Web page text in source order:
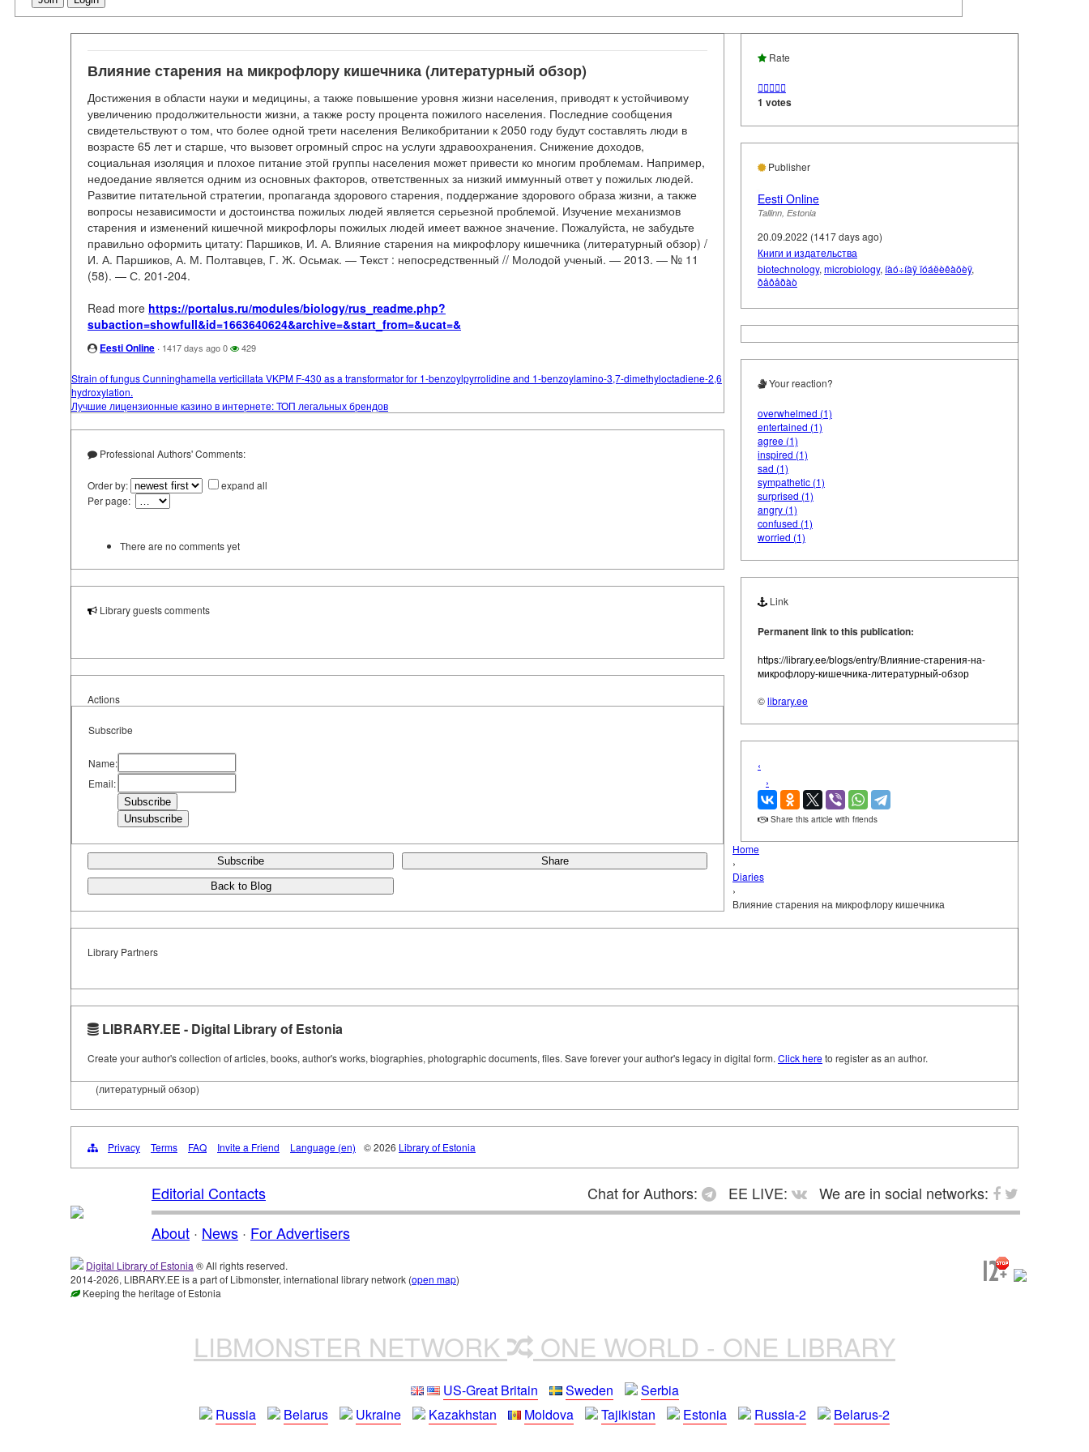
Влияние старения на микрофлору кишечника (литературный обзор)
Достижения в области науки и медицины, а также повышение уровня жизни населения, приводят к устойчивому
увеличению продолжительности жизни, а также росту процента пожилого населения. Последние сообщения
свидетельствуют о том, что более одной трети населения Великобритании к 2050 году будут составлять люди в
возрасте 65 лет и старше, что вызовет огромный спрос на услуги здравоохранения. Снижение доходов,
социальная изоляция и плохое питание этой группы населения может привести ко многим проблемам. Например,
недоедание является одним из основных факторов, ответственных за низкий иммунный ответ у пожилых людей.
Развитие питательной стратегии, пропаганда здорового старения, поддержание здорового образа жизни, а также
вопросы независимости и достоинства пожилых людей является серьезной проблемой. Изучение механизмов
старения и изменений кишечной микрофлоры пожилых людей имеет важное значение. Пожалуйста, не забудьте
правильно оформить цитату: Паршиков, И. А. Влияние старения на микрофлору кишечника (литературный обзор) /
И. А. Паршиков, А. М. Полтавцев, Г. Ж. Осьмак. — Текст : непосредственный // Молодой ученый. — 2013. — № 11
(58). — С. 201-204.
Read more https://portalus.ru/modules/biology/rus_readme.php?
subaction=showfull&id=1663640624&archive=&start_from=&ucat=&
Eesti Online · 1417 days ago0 429
Strain of fungus Cunninghamella verticillata VKPM F-430 as a transformator for 1-benzoylpyrrolidine and 1-benzoylamino-3,7-dimethyloctadiene-2,6
hydroxylation.
Лучшие лицензионные казино в интернете: ТОП легальных брендов
Professional Authors' Comments:
Order by:
expand all
Per page:
There are no comments yet
Library guests comments
Actions
Subscribe
Name:
Email:
Subscribe Share
Back to Blog
Rate

1 votes
Publisher
Eesti Online
Tallinn, Estonia
20.09.2022 (1417 days ago)
Книги и издательства
biotechnology, microbiology, íàó÷íàÿ ïóáëèêàöèÿ,
ðåôåðàò
Your reaction?
overwhelmed (1)
entertained (1)
agree (1)
inspired (1)
sad (1)
sympathetic (1)
surprised (1)
angry (1)
confused (1)
worried (1)
Link
Permanent link to this publication:
https://library.ee/blogs/entry/Влияние-старения-на-
микрофлору-кишечника-литературный-обзор
©library.ee
‹
›
Share this article with friends
Library Partners
LIBRARY.EE - Digital Library of Estonia
Create your author's collection of articles, books, author's works, biographies, photographic documents, files. Save forever your author's legacy in digital form. Click hereto register as an author.
Home
›
Diaries
›
Влияние старения на микрофлору кишечника
(литературный обзор)
Privacy Terms FAQ Invite a Friend Language (en) © 2026 Library of Estonia
Editorial Contacts Chat for Authors: EE LIVE:
We are in social networks:
About · News · For Advertisers
Digital Library of Estonia ® All rights reserved.
2014-2026, LIBRARY.EE is a part of Libmonster, international library network (open map)
Keeping the heritage of Estonia
LIBMONSTER NETWORK ONE WORLD - ONE LIBRARY
US-Great Britain Sweden
Serbia
Russia
Belarus Ukraine Kazakhstan Moldova Tajikistan Estonia Russia-2 Belarus-2